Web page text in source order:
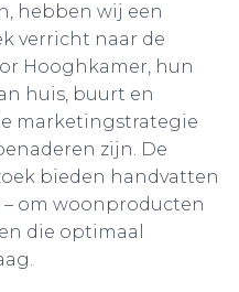
hebben wij een
verricht naar de
Hooghkamer, hun
huis, buurt en
marketingstrategie
zijn. De
bieden handvatten
om woonproducten
die optimaal